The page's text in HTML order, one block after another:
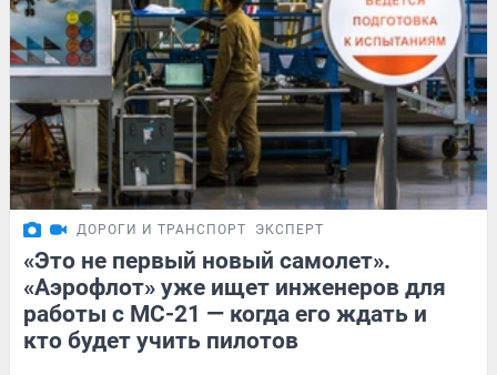
ДОРОГИ И ТРАНСПОРТ ЭКСПЕРТ
«Это не первый новый самолет».
«Аэрофлот» уже ищет инженеров для
работы с МС-21 — когда его ждать и
кто будет учить пилотов